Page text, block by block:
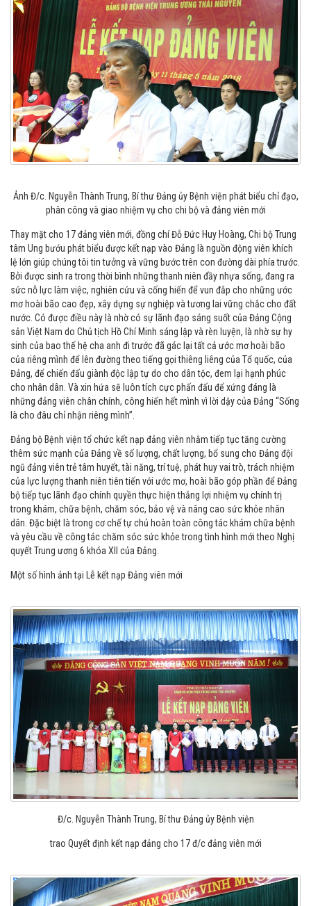
Ảnh Đ/c. Nguyễn Thành Trung, Bí thư Đảng ủy Bệnh viện phát biểu chỉ đạo,
phân công và giao nhiệm vụ cho chi bộ và đảng viên mới
Thay mặt cho 17 đảng viên mới, đồng chí Đỗ Đức Huy Hoàng, Chi bộ Trung
tâm Ung bướu phát biểu được kết nạp vào Đảng là nguồn động viên khích
lệ lớn giúp chúng tôi tin tưởng và vững bước trên con đường dài phía trước.
Bởi được sinh ra trong thời bình những thanh niên đầy nhựa sống, đang ra
sức nỗ lực làm việc, nghiên cứu và cống hiến để vun đắp cho những ước
mơ hoài bão cao đẹp, xây dựng sự nghiệp và tương lai vững chắc cho đất
nước. Có được điều này là nhờ có sự lãnh đạo sáng suốt của Đảng Cộng
sản Việt Nam do Chủ tịch Hồ Chí Minh sáng lập và rèn luyện, là nhờ sự hy
sinh của bao thế hệ cha anh đi trước đã gác lại tất cả ước mơ hoài bão
của riêng mình để lên đường theo tiếng gọi thiêng liêng của Tổ quốc, của
Đảng, để chiến đấu giành độc lập tự do cho dân tộc, đem lại hạnh phúc
cho nhân dân. Và xin hứa sẽ luôn tích cực phấn đấu để xứng đáng là
những đảng viên chân chính, công hiến hết mình vì lời dậy của Đảng “Sống
là cho đâu chỉ nhận riêng mình”.
Đảng bộ Bệnh viện tổ chức kết nạp đảng viên nhằm tiếp tục tăng cường
thêm sức mạnh của Đảng về số lượng, chất lượng, bổ sung cho Đảng đội
ngũ đảng viên trẻ tâm huyết, tài năng, trí tuệ, phát huy vai trò, trách nhiệm
của lực lượng thanh niên tiên tiến với ước mơ, hoài bão góp phần để Đảng
bộ tiếp tục lãnh đạo chính quyền thực hiện thắng lợi nhiệm vụ chính trị
trong khám, chữa bệnh, chăm sóc, bảo vệ và nâng cao sức khỏe nhân
dân. Đặc biệt là trong cơ chế tự chủ hoàn toàn công tác khám chữa bệnh
và yêu cầu về công tác chăm sóc sức khỏe trong tình hình mới theo Nghị
quyết Trung ương 6 khóa XII của Đảng.
Một số hình ảnh tại Lễ kết nạp Đảng viên mới
Đ/c. Nguyễn Thành Trung, Bí thư Đảng ủy Bệnh viện
trao Quyết định kết nạp đảng cho 17 đ/c đảng viên mới